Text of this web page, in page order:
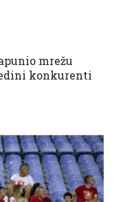
mrežu
konkurenti